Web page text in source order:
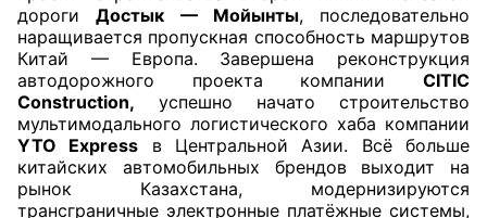
дорогиДостык — Мойынты, последовательно
наращивается пропускная способность маршрутов
Китай — Европа. Завершена реконструкция
автодорожного проекта компании CITIC
Construction, успешно начато строительство
мультимодального логистического хаба компании
YTO Express в Центральной Азии. Всё больше
китайских автомобильных брендов выходит на
рынок Казахстана, модернизируются
трансграничные электронные платёжные системы,